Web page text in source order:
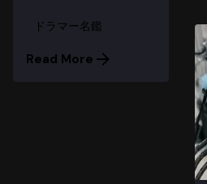
ドラマー名鑑
Read More